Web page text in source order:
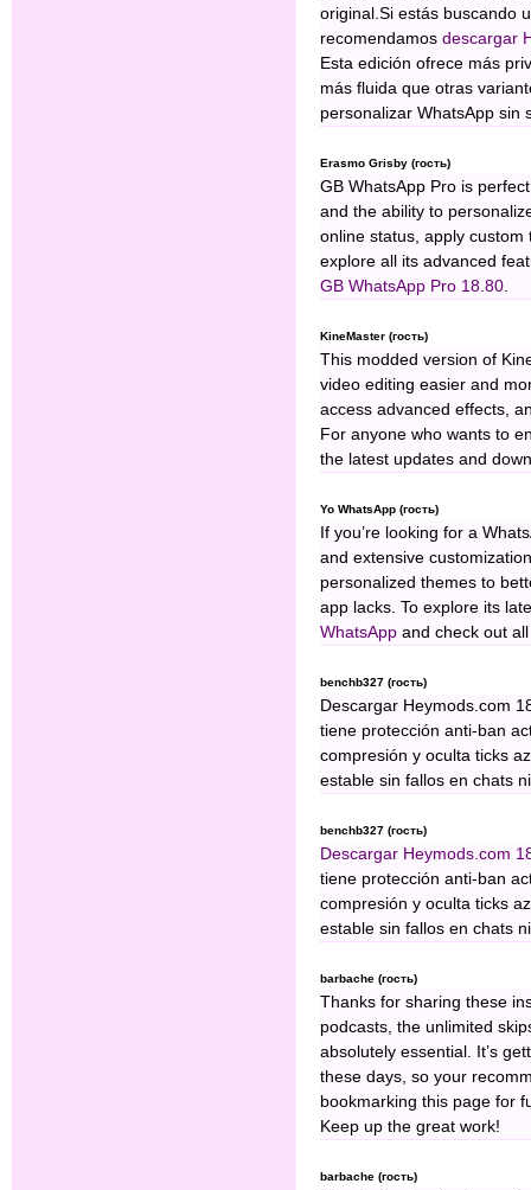
original.Si estás buscando
recomendamos descargar
Esta edición ofrece más
más fluida que otras
personalizar WhatsApp sin
Erasmo Grisby (гость)
GB WhatsApp Pro is
and the ability to
online status, apply custom
explore all its advanced
GB WhatsApp Pro 18.80.
KineMaster (гость)
This modded version of
video editing easier and
access advanced effects,
For anyone who wants to
the latest updates and
Yo WhatsApp (гость)
If you’re looking for a
and extensive
personalized themes to
app lacks. To explore its
WhatsApp and check out
benchb327 (гость)
Descargar Heymods.com
tiene protección anti-ban
compresión y oculta ticks
estable sin fallos en chats
benchb327 (гость)
Descargar Heymods.com
tiene protección anti-ban
compresión y oculta ticks
estable sin fallos en chats
barbache (гость)
Thanks for sharing these
podcasts, the unlimited
absolutely essential. It’s
these days, so your
bookmarking this page for
Keep up the great work!
barbache (гость)